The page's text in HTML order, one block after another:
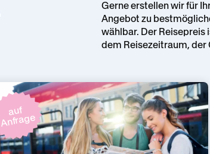
Gerne erstellen wir für
Angebot zu
wählbar. Der
dem Reisezeitraum,
auf
Anfrage